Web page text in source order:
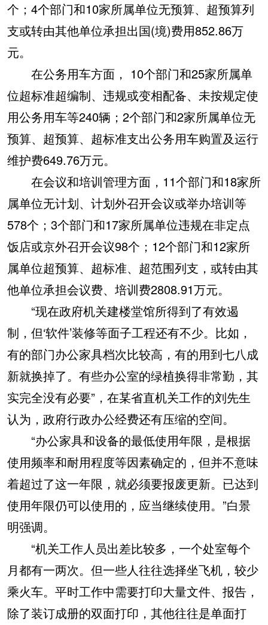
个；4个部门和10家所属单位无预算、超预算列
支或转由其他单位承担出国(境)费用852.86万
元。
在公务用车方面， 10个部门和25家所属单
位超标准超编制、违规或变相配备、未按规定使
用公务用车等240辆；2个部门和2家所属单位无
预算、超预算、超标准支出公务用车购置及运行
维护费649.76万元。
在会议和培训管理方面，11个部门和18家所
属单位无计划、计划外召开会议或举办培训等
578个；3个部门和17家所属单位违规在非定点
饭店或京外召开会议98个；12个部门和12家所
属单位超预算、超标准、超范围列支，或转由其
他单位承担会议费、培训费2808.91万元。
“现在政府机关建楼堂馆所得到了有效遏
制，但‘软件’装修等面子工程还有不少。比如，
有的部门办公家具档次比较高，有的用到七八成
新就换掉了。有些办公室的绿植换得非常勤，其
实完全没有必要”，在某省直机关工作的刘先生
认为，政府行政办公经费还有压缩的空间。
“办公家具和设备的最低使用年限，是根据
使用频率和耐用程度等因素确定的，但并不意味
着超过了这一年限，就必须要报废更新。已达到
使用年限仍可以使用的，应当继续使用。”白景
明强调。
“机关工作人员出差比较多，一个处室每个
月都有一两次。但一些人往往选择坐飞机，较少
乘火车。平时工作中需要打印大量文件、报告，
除了装订成册的双面打印，其他往往是单面打